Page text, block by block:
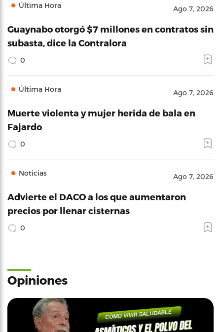
Última Hora Ago 7, 2026
Guaynabo otorgó $7 millones en contratos sin
subasta, dice la Contralora
0
Última Hora Ago 7, 2026
Muerte violenta y mujer herida de bala en
Fajardo
0
Noticias Ago 7, 2026
Advierte el DACO a los que aumentaron
precios por llenar cisternas
0
Opiniones